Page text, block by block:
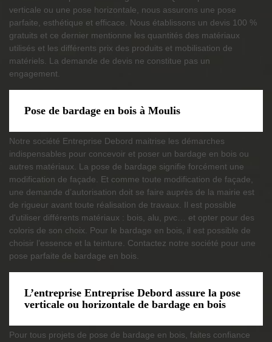
verticale ou une pose horizontale, nous assurons une pose
parfaite, esthétique et efficace. Nous établissons un devis 100 %
gratuits et ce dernier mentionne les quantités des matériaux
utilisés et les différents prix des produits et mobilisation de
matériels. La demande de devis ne constitue pas un
engagement.
Pose de bardage en bois à Moulis
Notre société Entreprise Debord maitrise les démarches
indispensables pour concevoir et poser un bardage en bois ou
autres matériaux. La pose de bardage signifie forcément une
modification de façade. Et comme toute modification de façade,
une demande d’autorisation doit se faire auprès de la mairie est
de rigueur avant toute réalisation de travaux. Il est possible
d'utiliser différents matériaux : bois, alu, pvc… et opter pour des
coloris de son choix. Pour le bardage en bois, il est possible de
choisir l’essence et la teinture. Contactez notre société pour une
pose parfaite de bardage en bois.
L’entreprise Entreprise Debord assure la pose
verticale ou horizontale de bardage en bois
Pour tous projets de pose de bardage en bois, faites confiance